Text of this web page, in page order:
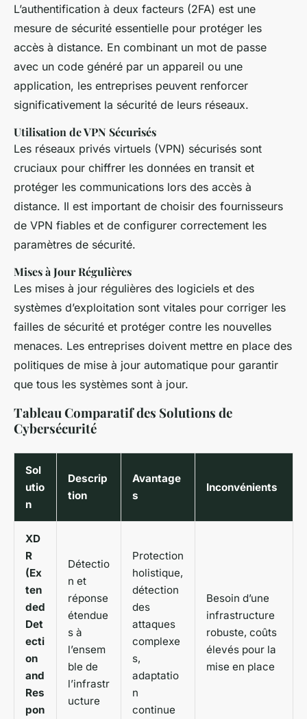
L’authentification à deux facteurs (2FA) est une
mesure de sécurité essentielle pour protéger les
accès à distance. En combinant un mot de passe
avec un code généré par un appareil ou une
application, les entreprises peuvent renforcer
significativement la sécurité de leurs réseaux.
Utilisation de VPN Sécurisés
Les réseaux privés virtuels (VPN) sécurisés sont
cruciaux pour chiffrer les données en transit et
protéger les communications lors des accès à
distance. Il est important de choisir des fournisseurs
de VPN fiables et de configurer correctement les
paramètres de sécurité.
Mises à Jour Régulières
Les mises à jour régulières des logiciels et des
systèmes d’exploitation sont vitales pour corriger les
failles de sécurité et protéger contre les nouvelles
menaces. Les entreprises doivent mettre en place des
politiques de mise à jour automatique pour garantir
que tous les systèmes sont à jour.
Tableau Comparatif des Solutions de
Cybersécurité
Sol
utio
n
Descrip
tion
Avantage
s
Inconvénients
XD
R
(Ex
ten
ded
Det
ecti
on
and
Res
pon
Détectio
n et
réponse
étendue
s à
l’ensem
ble de
l’infrastr
ucture
Protection
holistique,
détection
des
attaques
complexe
s,
adaptatio
n
continue
Besoin d’une
infrastructure
robuste, coûts
élevés pour la
mise en place